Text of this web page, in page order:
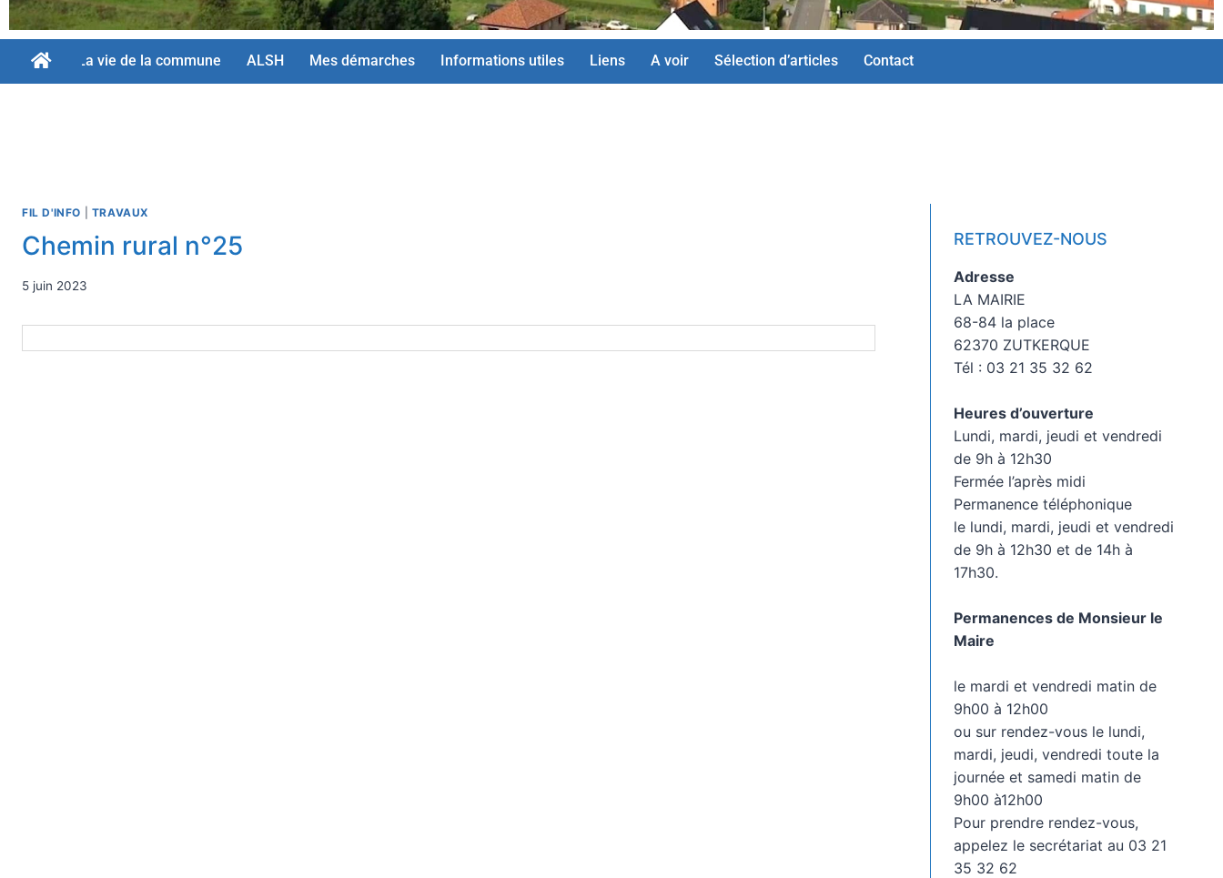
La vie de la commune ALSH Mes démarches Informations utiles Liens A voir Sélection d’articles Contact
FIL D'INFO TRAVAUX
Chemin rural n°25
5 juin 2023
RETROUVEZ-NOUS
Adresse
LA MAIRIE
68-84 la place
62370 ZUTKERQUE
Tél : 03 21 35 32 62
Heures d’ouverture
Lundi, mardi, jeudi et vendredi
de 9h à 12h30
Fermée l’après midi
Permanence téléphonique
le lundi, mardi, jeudi et vendredi
de 9h à 12h30 et de 14h à
17h30.
Permanences de Monsieur le
Maire
le mardi et vendredi matin de
9h00 à 12h00
ou sur rendez-vous le lundi,
mardi, jeudi, vendredi toute la
journée et samedi matin de
9h00 à12h00
Pour prendre rendez-vous,
appelez le secrétariat au 03 21
35 32 62